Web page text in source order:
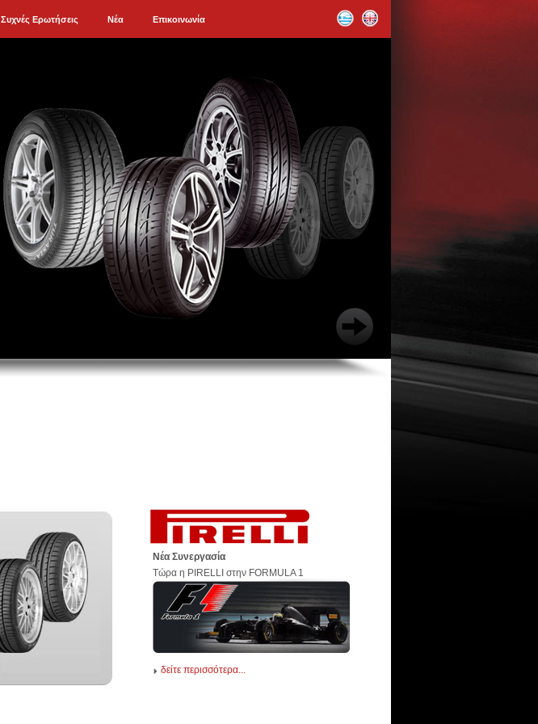
Συχνές Ερωτήσεις Νέα Επικοινωνία
Νέα Συνεργασία
Τώρα η PIRELLI στην FORMULA 1
δείτε περισσότερα...